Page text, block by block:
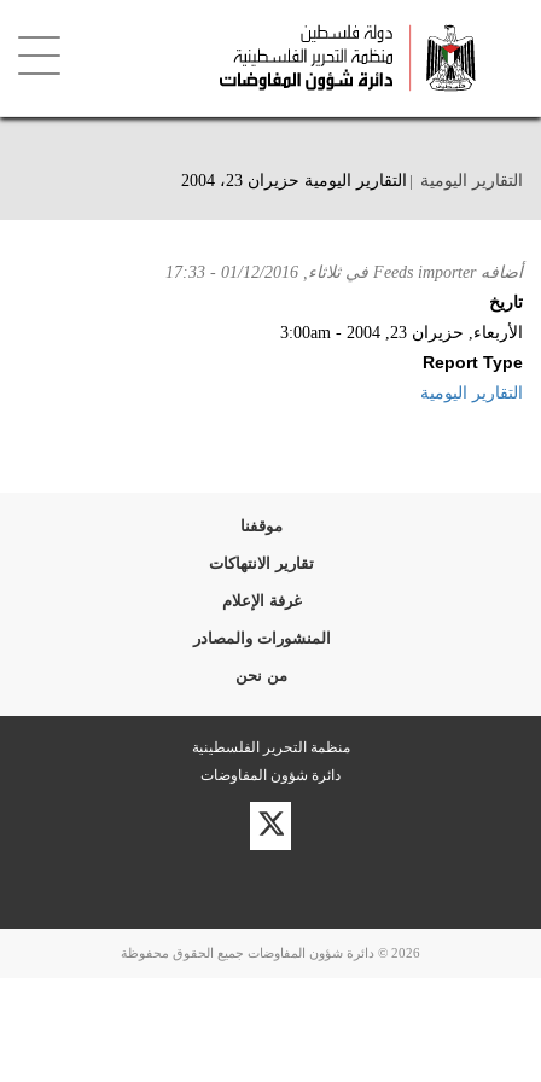
التقارير اليومية التقارير اليومية حزيران 23، 2004
أضافهFeeds importer فيثلاثاء, 01/12/2016 - 17:33
تاريخ
الأربعاء, حزيران 23, 2004 - 3:00am
Report Type
التقارير اليومية
موقفنا
تقارير الانتهاكات
غرفة الإعلام
المنشورات والمصادر
من نحن
منظمة التحرير الفلسطينية
دائرة شؤون المفاوضات
زيارة
حسابنا
على
2026 © دائرة شؤون المفاوضات جميع الحقوق محفوظة